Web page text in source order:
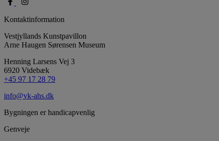
Kontaktinformation
Vestjyllands Kunstpavillon
Arne Haugen Sørensen Museum
Henning Larsens Vej 3
6920 Videbæk
+45 97 17 28 79
info@vk-ahs.dk
Bygningen er handicapvenlig
Genveje